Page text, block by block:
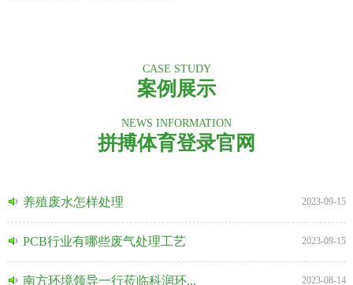
CASE STUDY
案例展示
NEWS INFORMATION
拼搏体育登录官网
养殖废水怎样处理 2023-09-15
PCB行业有哪些废气处理工艺 2023-09-15
南方环境领导一行莅临科润环... 2023-08-14